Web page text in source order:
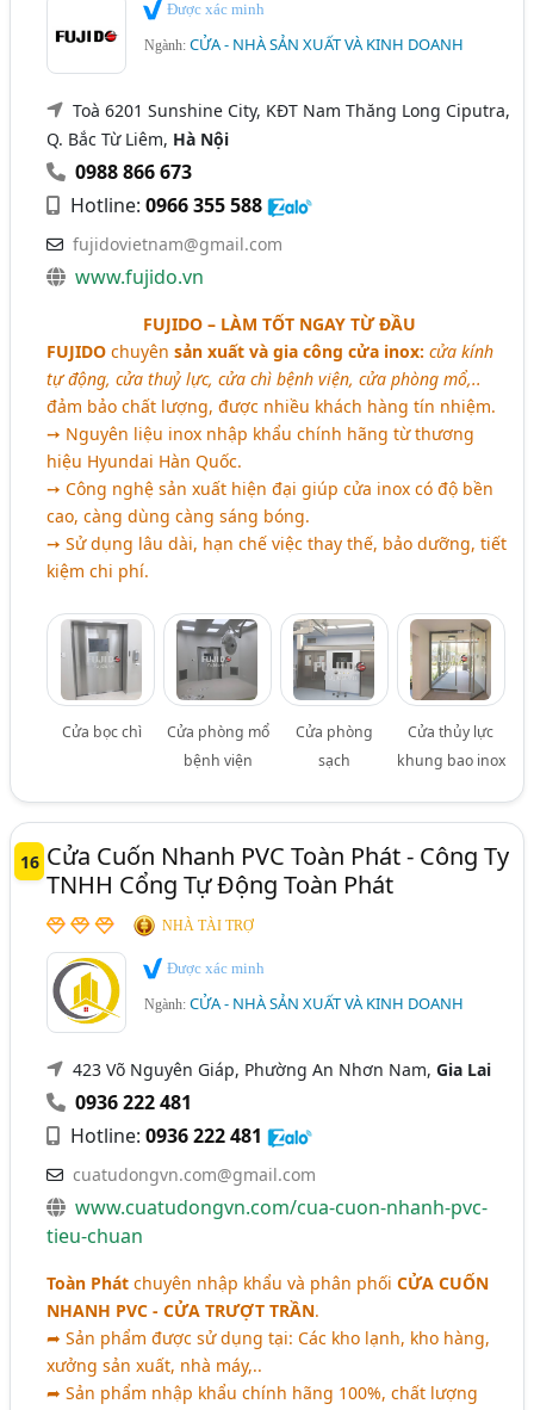
Được xác minh
Ngành:CỬA - NHÀ SẢN XUẤT VÀ KINH DOANH
Toà 6201 Sunshine City, KĐT Nam Thăng Long Ciputra,
Q. Bắc Từ Liêm, Hà Nội
0988 866 673
Hotline:0966 355 588
fujidovietnam@gmail.com
www.fujido.vn
FUJIDO – LÀM TỐT NGAY TỪ ĐẦU
FUJIDO chuyênsản xuất và gia công cửa inox: cửa kính
tự động, cửa thuỷ lực, cửa chì bệnh viện, cửa phòng mổ,..
đảm bảo chất lượng, được nhiều khách hàng tín nhiệm.
➙ Nguyên liệu inox nhập khẩu chính hãng từ thương
hiệu Hyundai Hàn Quốc.
➙ Công nghệ sản xuất hiện đại giúp cửa inox có độ bền
cao, càng dùng càng sáng bóng.
➙ Sử dụng lâu dài, hạn chế việc thay thế, bảo dưỡng, tiết
kiệm chi phí.
Cửa bọc chì
Cửa phòng mổ
bệnh viện
Cửa phòng
sạch
Cửa thủy lực
khung bao inox
16 Cửa Cuốn Nhanh PVC Toàn Phát - Công Ty
TNHH Cổng Tự Động Toàn Phát
NHÀ TÀI TRỢ
Được xác minh
Ngành:CỬA - NHÀ SẢN XUẤT VÀ KINH DOANH
423 Võ Nguyên Giáp, Phường An Nhơn Nam,Gia Lai
0936 222 481
Hotline:0936 222 481
cuatudongvn.com@gmail.com
www.cuatudongvn.com/cua-cuon-nhanh-pvc-
tieu-chuan
Toàn Phát chuyên nhập khẩu và phân phốiCỬA CUỐN
NHANH PVC - CỬA TRƯỢT TRẦN.
➦ Sản phẩm được sử dụng tại: Các kho lạnh, kho hàng,
xưởng sản xuất, nhà máy,..
➦ Sản phẩm nhập khẩu chính hãng 100%, chất lượng